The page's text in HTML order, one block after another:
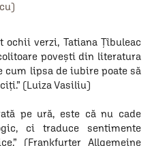
ochii verzi, Tatiana Ţîbuleac
poveşti din literatura
cum lipsa de iubire poate să
(Luiza Vasiliu)
pe ură, este că nu cade
ci traduce sentimente
(Frankfurter Allgemeine